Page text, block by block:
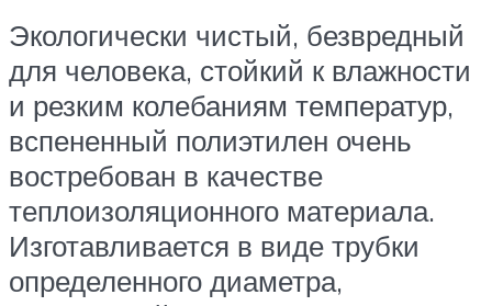
Экологически чистый, безвредный
для человека, стойкий к влажности
и резким колебаниям температур,
вспененный полиэтилен очень
востребован в качестве
теплоизоляционного материала.
Изготавливается в виде трубки
определенного диаметра,